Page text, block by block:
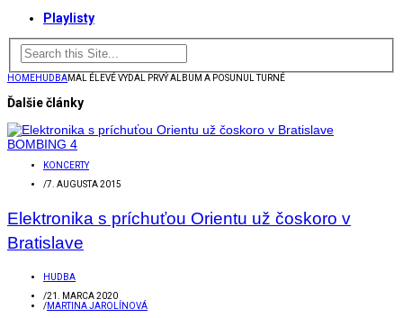
Playlisty
HOMEHUDBAMAL ÉLEVÉ VYDAL PRVÝ ALBUM A POSUNUL TURNÉ
Ďalšie články
KONCERTY
/7. AUGUSTA 2015
Elektronika s príchuťou Orientu už čoskoro v
Bratislave
HUDBA
/21. MARCA 2020
/MARTINA JAROLÍNOVÁ